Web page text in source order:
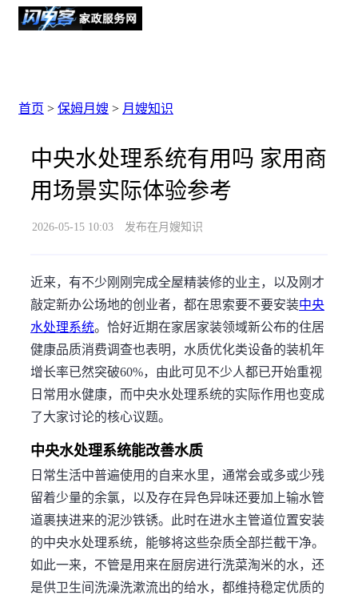
首页 > 保姆月嫂 > 月嫂知识
中央水处理系统有用吗 家用商
用场景实际体验参考
2026-05-15 10:03 发布在月嫂知识
近来，有不少刚刚完成全屋精装修的业主，以及刚才
敲定新办公场地的创业者，都在思索要不要安装中央
水处理系统。恰好近期在家居家装领域新公布的住居
健康品质消费调查也表明，水质优化类设备的装机年
增长率已然突破60%，由此可见不少人都已开始重视
日常用水健康，而中央水处理系统的实际作用也变成
了大家讨论的核心议题。
中央水处理系统能改善水质
日常生活中普遍使用的自来水里，通常会或多或少残
留着少量的余氯，以及存在异色异味还要加上输水管
道裹挟进来的泥沙铁锈。此时在进水主管道位置安装
的中央水处理系统，能够将这些杂质全部拦截干净。
如此一来，不管是用来在厨房进行洗菜淘米的水，还
是供卫生间洗澡洗漱流出的给水，都维持稳定优质的